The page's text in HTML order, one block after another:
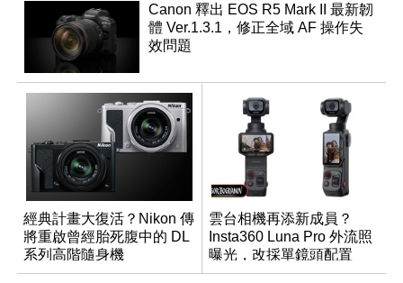
Canon 釋出 EOS R5 Mark II 最新韌
體 Ver.1.3.1，修正全域 AF 操作失
效問題
經典計畫大復活？Nikon 傳
將重啟曾經胎死腹中的 DL
系列高階隨身機
雲台相機再添新成員？
Insta360 Luna Pro 外流照
曝光，改採單鏡頭配置